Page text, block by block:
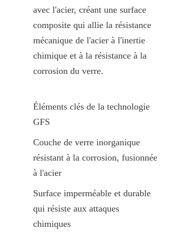
avec l'acier, créant une surface
composite qui allie la résistance
mécanique de l'acier à l'inertie
chimique et à la résistance à la
corrosion du verre.
Éléments clés de la technologie
GFS
Couche de verre inorganique
résistant à la corrosion, fusionnée
à l'acier
Surface imperméable et durable
qui résiste aux attaques
chimiques